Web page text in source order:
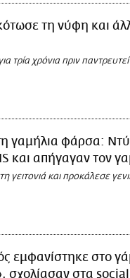
τη νύφη και
τρία χρόνια πριν παντρευτεί
γαμήλια φάρσα:
και απήγαγαν τον
γειτονιά και προκάλεσε
εμφανίστηκε στο
σχολίασαν στα